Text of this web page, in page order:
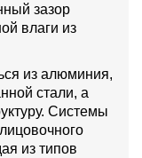
зазор
влаги из
из алюминия,
стали, а
Системы
из типов